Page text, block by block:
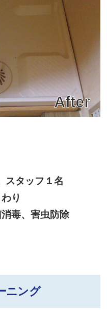
スタッフ１名
り
毒、害虫防除
ニング